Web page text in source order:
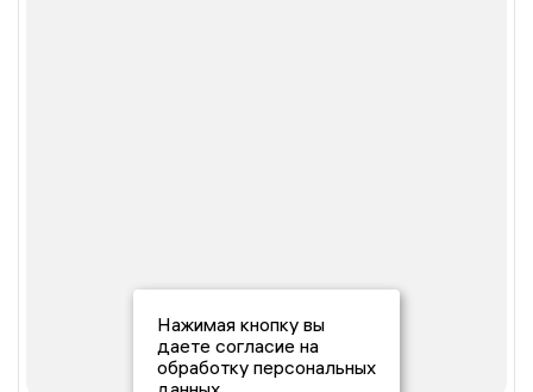
Нажимая кнопку вы
даете согласие на
обработку персональных